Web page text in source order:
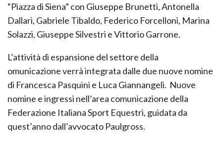
“Piazza di Siena” con Giuseppe Brunetti, Antonella
Dallari, Gabriele Tibaldo, Federico Forcelloni, Marina
Solazzi, Giuseppe Silvestri e Vittorio Garrone.
L’attività di espansione del settore della
omunicazione verrà integrata dalle due nuove nomine
di Francesca Pasquini e Luca Giannangeli. Nuove
nomine e ingressi nell’area comunicazione della
Federazione Italiana Sport Equestri, guidata da
quest’anno dall’avvocato Paulgross.